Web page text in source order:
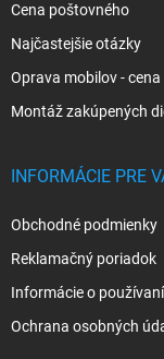
Cena poštovného
Najčastejšie otázky
Oprava mobilov - cena
Montáž zakúpených
INFORMÁCIE PRE
Obchodné podmienky
Reklamačný poriadok
Informácie o
Ochrana osobných